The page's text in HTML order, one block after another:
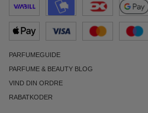
PARFUMEGUIDE
PARFUME & BEAUTY BLOG
VIND DIN ORDRE
RABATKODER